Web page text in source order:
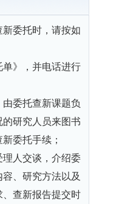
委托时，请按如
》，并电话进行
委托查新课题负
研究人员来图书
委托手续；
人交谈，介绍委
、研究方法以及
查新报告提交时